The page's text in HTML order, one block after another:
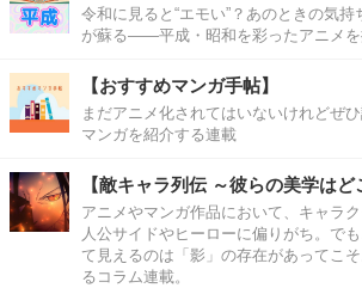
令和に見ると“エモい”？あのときの気
が蘇る――平成・昭和を彩ったアニメを
【おすすめマンガ手帖】
まだアニメ化されてはいないけれどぜ
マンガを紹介する連載
【敵キャラ列伝 ～彼らの美学はど
アニメやマンガ作品において、キャラ
人公サイドやヒーローに偏りがち。で
て見えるのは「影」の存在があってこ
るコラム連載。